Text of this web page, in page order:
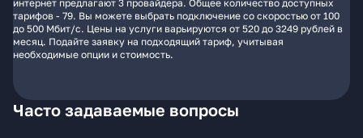
интернет предлагают 3 провайдера. Общее количество доступных
тарифов - 79. Вы можете выбрать подключение со скоростью от 100
до 500 Мбит/с. Цены на услуги варьируются от 520 до 3249 рублей в
месяц. Подайте заявку на подходящий тариф, учитывая
необходимые опции и стоимость.
Часто задаваемые вопросы